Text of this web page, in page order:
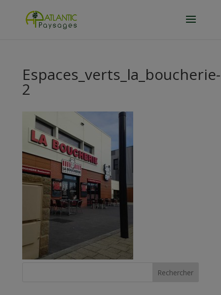
Espaces_verts_la_boucherie-
2